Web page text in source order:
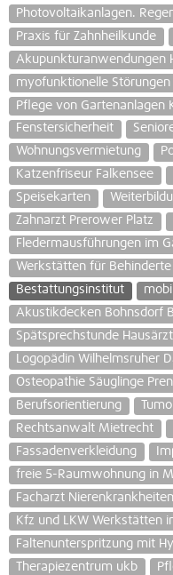
Photovoltaikanlagen.
Praxis für Zahnheilkunde
Akupunkturanwendungen
myofunktionelle Störungen
Pflege von Gartenanlagen
Fenstersicherheit
Wohnungsvermietung
Katzenfriseur Falkensee
Speisekarten
Zahnarzt Prerower Platz
Fledermausführungen im
Werkstätten für Behinderte
Bestattungsinstitut
Akustikdecken Bohnsdorf
Spätsprechstunde
Logopädin Wilhelmsruher
Osteopathie Säuglinge
Berufsorientierung
Rechtsanwalt Mietrecht
Fassadenverkleidung
freie 5-Raumwohnung in
Facharzt Nierenkrankheiten
Kfz und LKW Werkstätten
Faltenunterspritzung mit
Therapiezentrum ukb